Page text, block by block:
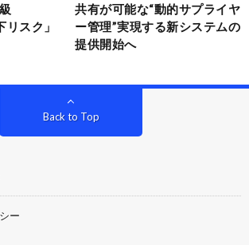
スク」
共有が可能な“動的サプライヤ
ー管理”実現する新システムの
提供開始へ
Back to Top
ー